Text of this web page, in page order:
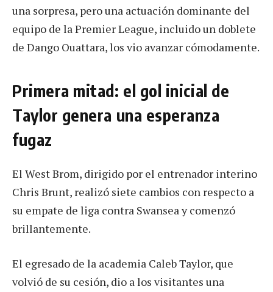
una sorpresa, pero una actuación dominante del
equipo de la Premier League, incluido un doblete
de Dango Ouattara, los vio avanzar cómodamente.
Primera mitad: el gol inicial de
Taylor genera una esperanza
fugaz
El West Brom, dirigido por el entrenador interino
Chris Brunt, realizó siete cambios con respecto a
su empate de liga contra Swansea y comenzó
brillantemente.
El egresado de la academia Caleb Taylor, que
volvió de su cesión, dio a los visitantes una